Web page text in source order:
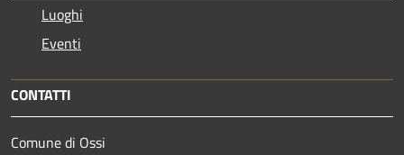
Luoghi
Eventi
CONTATTI
Comune di Ossi